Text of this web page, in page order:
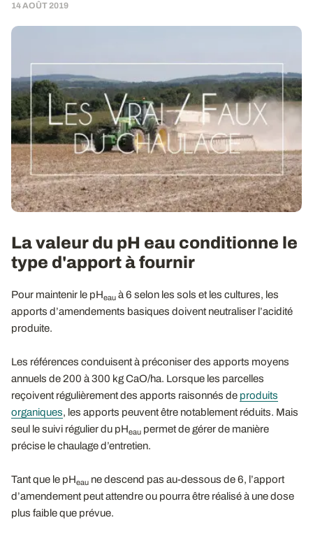
14 AOÛT 2019
La valeur du pH eau conditionne le
type d'apport à fournir
Pour maintenir le pHeau à 6 selon les sols et les cultures, les
apports d’amendements basiques doivent neutraliser l’acidité
produite.
Les références conduisent à préconiser des apports moyens
annuels de 200 à 300 kg CaO/ha. Lorsque les parcelles
reçoivent régulièrement des apports raisonnés de produits
organiques, les apports peuvent être notablement réduits. Mais
seul le suivi régulier du pHeau permet de gérer de manière
précise le chaulage d’entretien.
Tant que le pHeau ne descend pas au-dessous de 6, l’apport
d’amendement peut attendre ou pourra être réalisé à une dose
plus faible que prévue.